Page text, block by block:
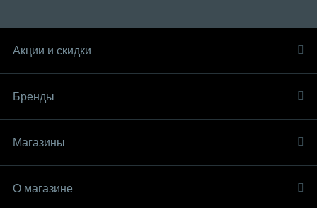
Акции и скидки
Бренды
Магазины
О магазине